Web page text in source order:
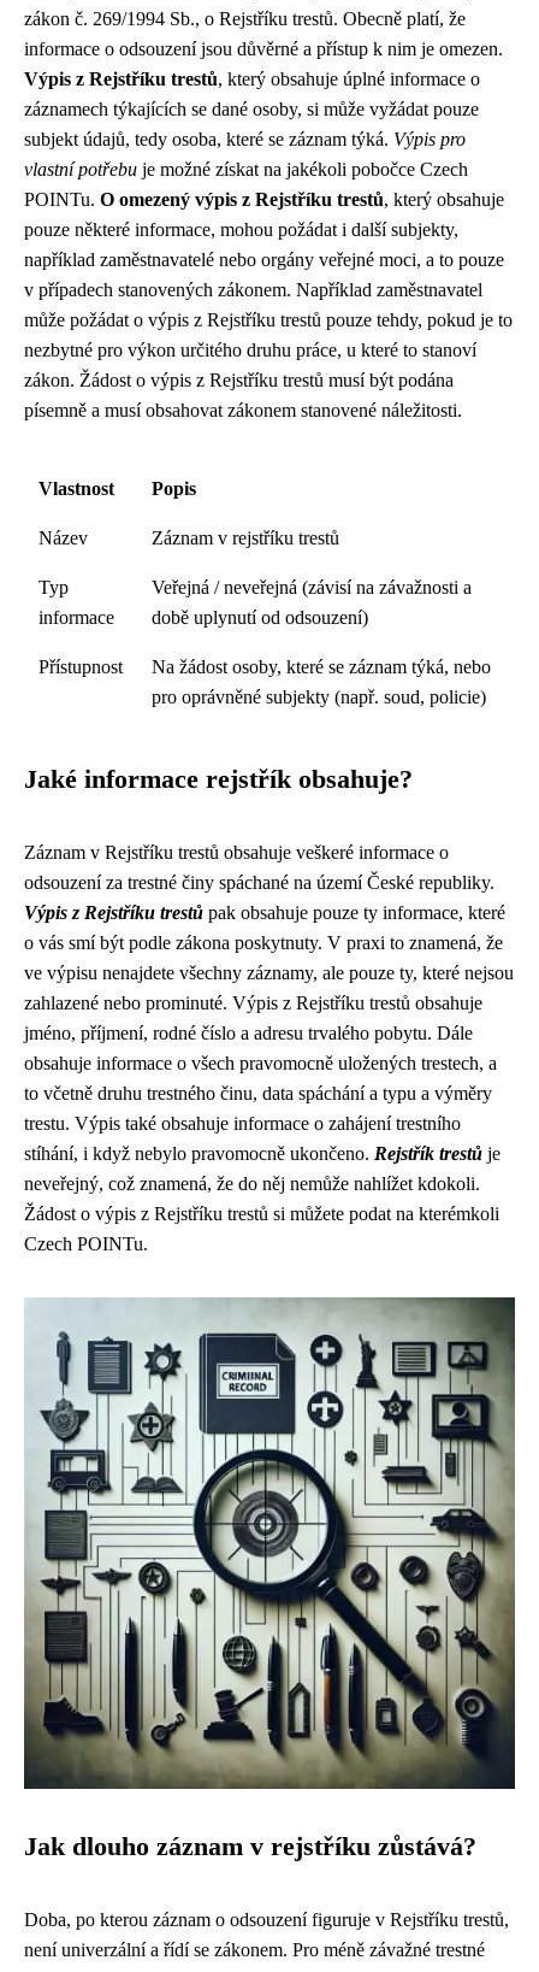
zákon č. 269/1994 Sb., o Rejstříku trestů. Obecně platí, že
informace o odsouzení jsou důvěrné a přístup k nim je omezen.
Výpis z Rejstříku trestů, který obsahuje úplné informace o
záznamech týkajících se dané osoby, si může vyžádat pouze
subjekt údajů, tedy osoba, které se záznam týká. Výpis pro
vlastní potřebu je možné získat na jakékoli pobočce Czech
POINTu. O omezený výpis z Rejstříku trestů, který obsahuje
pouze některé informace, mohou požádat i další subjekty,
například zaměstnavatelé nebo orgány veřejné moci, a to pouze
v případech stanovených zákonem. Například zaměstnavatel
může požádat o výpis z Rejstříku trestů pouze tehdy, pokud je to
nezbytné pro výkon určitého druhu práce, u které to stanoví
zákon. Žádost o výpis z Rejstříku trestů musí být podána
písemně a musí obsahovat zákonem stanovené náležitosti.
Vlastnost Popis
Název Záznam v rejstříku trestů
Typ
informace
Veřejná / neveřejná (závisí na závažnosti a
době uplynutí od odsouzení)
Přístupnost
Na žádost osoby, které se záznam týká, nebo
pro oprávněné subjekty (např. soud, policie)
Jaké informace rejstřík obsahuje?
Záznam v Rejstříku trestů obsahuje veškeré informace o
odsouzení za trestné činy spáchané na území České republiky.
Výpis z Rejstříku trestů pak obsahuje pouze ty informace, které
o vás smí být podle zákona poskytnuty. V praxi to znamená, že
ve výpisu nenajdete všechny záznamy, ale pouze ty, které nejsou
zahlazené nebo prominuté. Výpis z Rejstříku trestů obsahuje
jméno, příjmení, rodné číslo a adresu trvalého pobytu. Dále
obsahuje informace o všech pravomocně uložených trestech, a
to včetně druhu trestného činu, data spáchání a typu a výměry
trestu. Výpis také obsahuje informace o zahájení trestního
stíhání, i když nebylo pravomocně ukončeno. Rejstřík trestů je
neveřejný, což znamená, že do něj nemůže nahlížet kdokoli.
Žádost o výpis z Rejstříku trestů si můžete podat na kterémkoli
Czech POINTu.
Jak dlouho záznam v rejstříku zůstává?
Doba, po kterou záznam o odsouzení figuruje v Rejstříku trestů,
není univerzální a řídí se zákonem. Pro méně závažné trestné